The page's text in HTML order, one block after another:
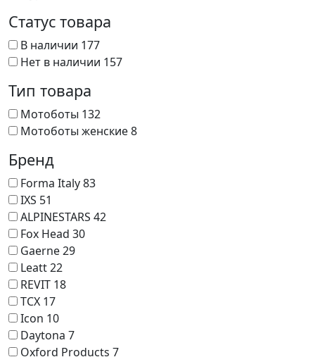
Статус товара
В наличии 177
Нет в наличии 157
Тип товара
Мотоботы 132
Мотоботы женские8
Бренд
Forma Italy83
IXS 51
ALPINESTARS 42
Fox Head 30
Gaerne29
Leatt22
REVIT 18
TCX 17
Icon 10
Daytona 7
Oxford Products 7